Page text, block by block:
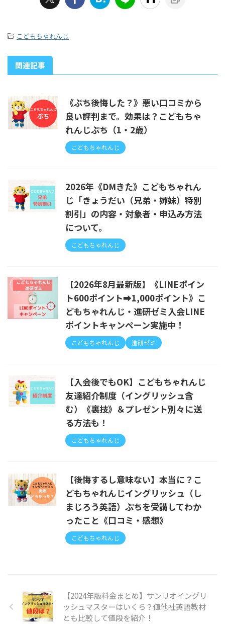
-こどもちゃれんじ
関連記事
《ぷち後悔した？》悪い口コミから
良い評判まで。効果は？こどもちゃ
れんじぷち（1・2歳）
こどもちゃれんじ
2026年《DMきた》こどもちゃれん
じ「きょうだい（兄弟・姉妹）特別
割引」の内容・対象者・申込み方法
について。
こどもちゃれんじ
【2026年8月最新版】《LINEポイン
ト600ポイント➡1,000ポイント》こ
どもちゃれんじ・進研ゼミ入会LINE
ポイントキャンペーン実施中！
こどもちゃれんじ 進研ゼミ
【入会後でもOK】こどもちゃれんじ
友達紹介制度（イングリッシュ含
む）《裏技》＆プレゼント別々に送
る方法も！
こどもちゃれんじ
【後悔するし意味ない】本当に？こ
どもちゃれんじイングリッシュ（し
まじろう英語）ぷちを受講してわか
ったこと《口コミ・感想》
こどもちゃれんじ
【2024年版料金まとめ】サンリオイングリ
ッシュマスターはいくら？値他社英語教材
とも比較して値段を紹介！